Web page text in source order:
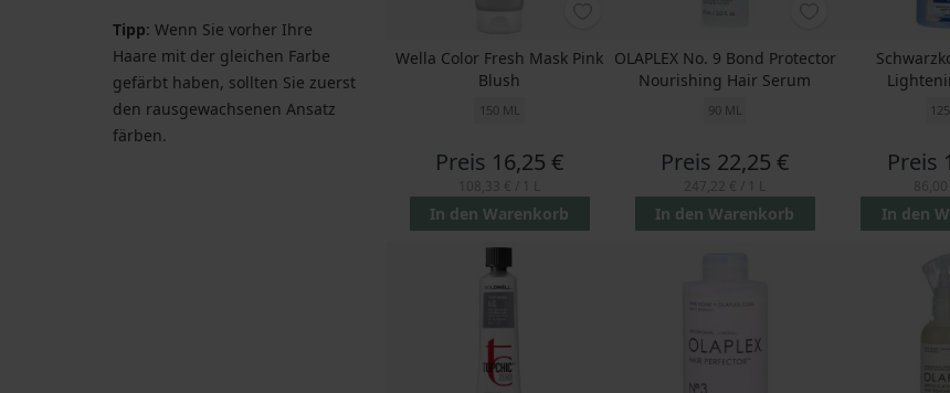
Wella Color Fresh Mask Pink
Blush
150 ML
Preis 16,25 €
In den Warenkorb
OLAPLEX No. 9 Bond Protector
Nourishing Hair Serum
90 ML
Preis 22,25 €
In den Warenkorb
Preis
In den
Tipp: Wenn Sie vorher Ihre
Haare mit der gleichen Farbe
gefärbt haben, sollten Sie zuerst
den rausgewachsenen Ansatz
färben.